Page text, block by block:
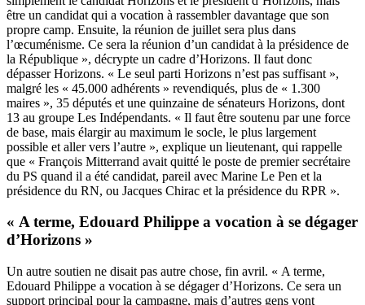
être un candidat qui a vocation à rassembler davantage que son
propre camp. Ensuite, la réunion de juillet sera plus dans
l’œcuménisme. Ce sera la réunion d’un candidat à la présidence de
la République », décrypte un cadre d’Horizons. Il faut donc
dépasser Horizons. « Le seul parti Horizons n’est pas suffisant »,
malgré les « 45.000 adhérents » revendiqués, plus de « 1.300
maires », 35 députés et une quinzaine de sénateurs Horizons, dont
13 au groupe Les Indépendants. « Il faut être soutenu par une force
de base, mais élargir au maximum le socle, le plus largement
possible et aller vers l’autre », explique un lieutenant, qui rappelle
que « François Mitterrand avait quitté le poste de premier secrétaire
du PS quand il a été candidat, pareil avec Marine Le Pen et la
présidence du RN, ou Jacques Chirac et la présidence du RPR ».
« A terme, Edouard Philippe a vocation à se dégager
d’Horizons »
Un autre soutien ne disait pas autre chose, fin avril. « A terme,
Edouard Philippe a vocation à se dégager d’Horizons. Ce sera un
support principal pour la campagne, mais d’autres gens vont